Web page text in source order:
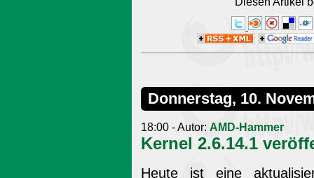
Donnerstag, 10.
18:00 - Autor: AMD-Hammer
Kernel 2.6.14.1
Heute ist eine